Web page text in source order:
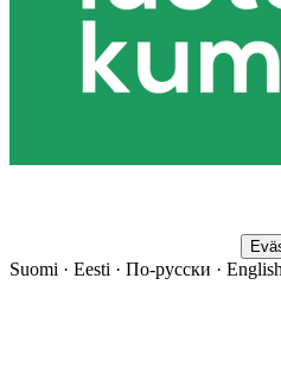
Suomi · Eesti · По-русски · English